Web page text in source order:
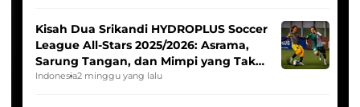
Kisah Dua Srikandi HYDROPLUS Soccer
League All-Stars 2025/2026: Asrama,
Sarung Tangan, dan Mimpi yang Tak
Pernah Padam
Indonesia2 minggu yang lalu